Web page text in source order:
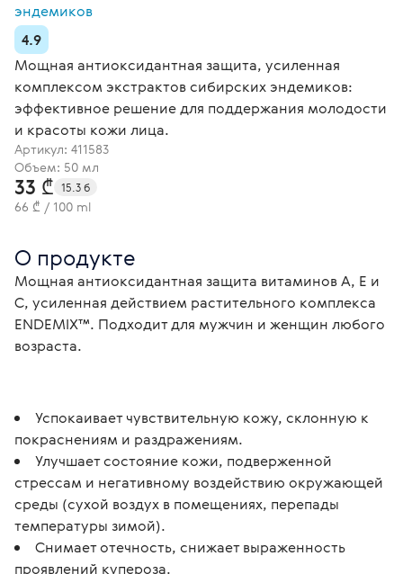
эндемиков
4.9
Мощная антиоксидантная защита, усиленная
комплексом экстрактов сибирских эндемиков:
эффективное решение для поддержания молодости
и красоты кожи лица.
Артикул: 411583
Объем: 50 мл
33 ₾ 15.3 б
66 ₾ / 100 ml
О продукте
Мощная антиоксидантная защита витаминов А, Е и
С, усиленная действием растительного комплекса
ENDEMIX™. Подходит для мужчин и женщин любого
возраста.
Успокаивает чувствительную кожу, склонную к
покраснениям и раздражениям.
Улучшает состояние кожи, подверженной
стрессам и негативному воздействию окружающей
среды (сухой воздух в помещениях, перепады
температуры зимой).
Снимает отечность, снижает выраженность
проявлений купероза.